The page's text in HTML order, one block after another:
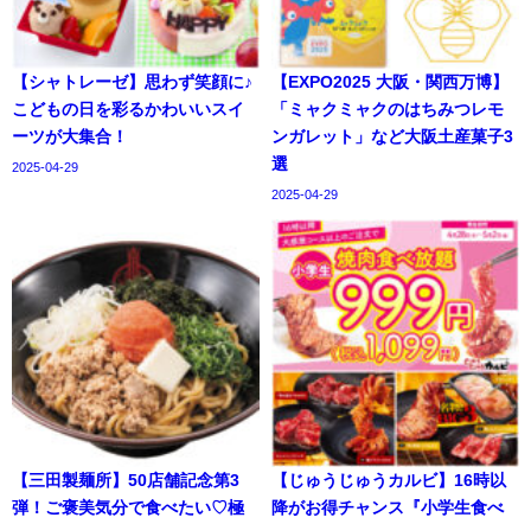
【シャトレーゼ】思わず笑顔に♪
こどもの日を彩るかわいいスイ
ーツが大集合！
2025-04-29
【EXPO2025 大阪・関西万博】
「ミャクミャクのはちみつレモ
ンガレット」など大阪土産菓子3
選
2025-04-29
【三田製麺所】50店舗記念第3
弾！ご褒美気分で食べたい♡極
【じゅうじゅうカルビ】16時以
降がお得チャンス『小学生食べ